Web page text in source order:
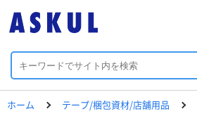
ホーム テープ/梱包資材/店舗用品